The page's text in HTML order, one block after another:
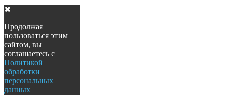
✖
Продолжая
пользоваться этим
сайтом, вы
соглашаетесь с
Политикой
обработки
персональных
данных